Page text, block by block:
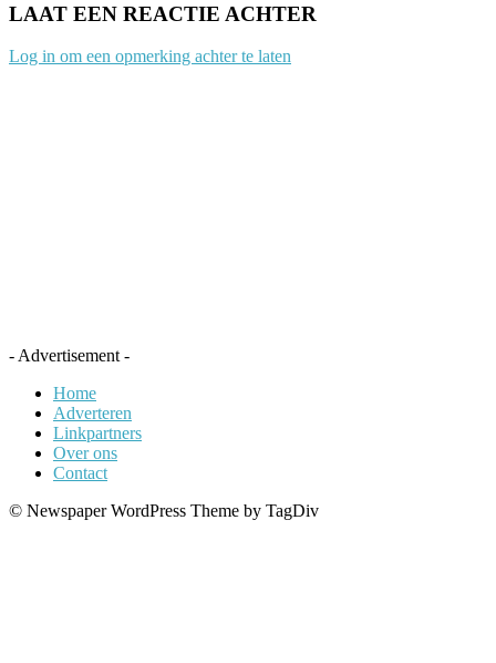
LAAT EEN REACTIE ACHTER
Log in om een opmerking achter te laten
- Advertisement -
Home
Adverteren
Linkpartners
Over ons
Contact
© Newspaper WordPress Theme by TagDiv